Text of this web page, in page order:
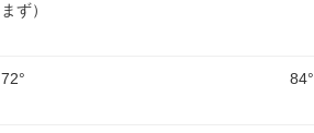
まず）
72° 84°